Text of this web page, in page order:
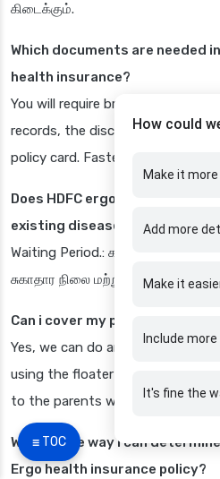
☰ TOC
கிடைக்கும்.
Which documents are needed
health insurance?
You will require bringing your
records, the discharge
policy card. Faster payments are
Does HDFC ergo policies suffer
existing diseases?
Waiting Period.: காத்திருப்பு
சுகாதார நிலை மற்றும் திட்டத்தைப்
Can i cover my parents under
Yes, we can do an alternative
using the floater covers or we
to the parents who are beyond 60
What is the way I can
Ergo health insurance policy?
How could
Make it
Add more
Make it
Include
It's fine the